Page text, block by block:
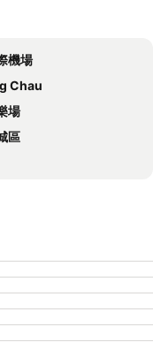
機場
Chau
場
區
客運碼頭
塔
機場